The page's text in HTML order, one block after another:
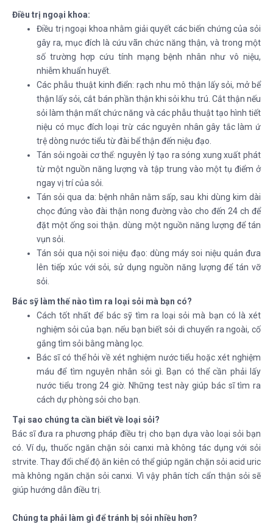
Điều trị ngoại khoa:
Điều trị ngoại khoa nhằm giải quyết các biến chứng của sỏi
gây ra, mục đích là cứu vãn chức năng thận, và trong một
số trường hợp cứu tính mạng bệnh nhân như vô niệu,
nhiễm khuẩn huyết.
Các phẫu thuật kinh điển: rạch nhu mô thận lấy sỏi, mở bể
thận lấy sỏi, cắt bán phần thận khi sỏi khu trú. Cắt thận nếu
sỏi làm thận mất chức năng và các phẫu thuật tạo hình tiết
niệu có mục đích loại trừ các nguyên nhân gây tắc làm ứ
trệ dòng nước tiểu từ đài bể thận đến niệu đạo.
Tán sỏi ngoài cơ thể: nguyên lý tạo ra sóng xung xuất phát
từ một nguồn năng lượng và tập trung vào một tụ điểm ở
ngay vị trí của sỏi.
Tán sỏi qua da: bệnh nhân nằm sấp, sau khi dùng kim dài
chọc đúng vào đài thận nong đường vào cho đến 24 ch để
đặt một ống soi thận. dùng một nguồn năng lượng để tán
vụn sỏi.
Tán sỏi qua nội soi niệu đạo: dùng máy soi niệu quản đưa
lên tiếp xúc với sỏi, sử dụng nguồn năng lượng để tán vỡ
sỏi.
Bác sỹ làm thế nào tìm ra loại sỏi mà bạn có?
Cách tốt nhất để bác sỹ tìm ra loại sỏi mà bạn có là xét
nghiệm sỏi của bạn. nếu bạn biết sỏi di chuyển ra ngoài, cố
gắng tìm sỏi bằng màng lọc.
Bác sĩ có thể hỏi về xét nghiệm nước tiểu hoặc xét nghiệm
máu để tìm nguyên nhân sỏi gì. Bạn có thể cần phải lấy
nước tiểu trong 24 giờ. Những test này giúp bác sĩ tìm ra
cách dự phòng sỏi cho bạn.
Tại sao chúng ta cần biết về loại sỏi?
Bác sĩ đưa ra phương pháp điều trị cho bạn dựa vào loại sỏi bạn
có. Ví dụ, thuốc ngăn chặn sỏi canxi mà không tác dụng với sỏi
strvite. Thay đổi chế độ ăn kiên có thể giúp ngăn chặn sỏi acid uric
mà không ngăn chặn sỏi canxi. Vì vậy phân tích cẩn thận sỏi sẽ
giúp hướng dẫn điều trị.
Chúng ta phải làm gì để tránh bị sỏi nhiều hơn?